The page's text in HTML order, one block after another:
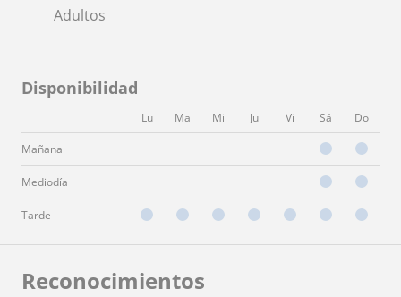
Adultos
Disponibilidad
Lu Ma Mi Ju Vi Sá Do
Mañana
Mediodía
Tarde
Reconocimientos